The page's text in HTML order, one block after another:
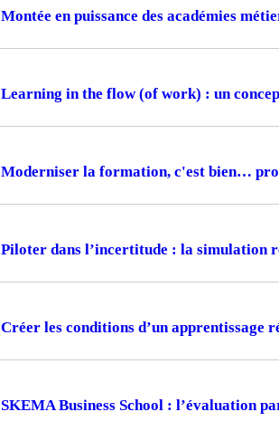
Montée en puissance des académies
Learning in the flow (of work) : un
Moderniser la formation, c'est bien…
Piloter dans l’incertitude : la simulation
Créer les conditions d’un apprentissage
SKEMA Business School : l’évaluation